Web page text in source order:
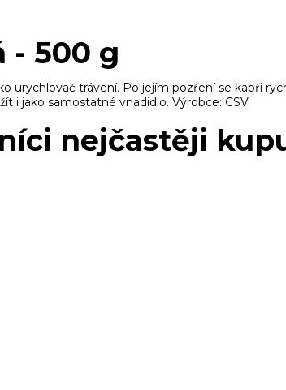
- 500 g
urychlovač trávení. Po jejím pozření se kapři
i jako samostatné vnadidlo. Výrobce: CSV
nejčastěji